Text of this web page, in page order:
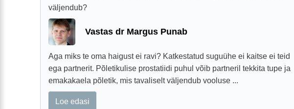
väljendub?
Vastas dr Margus Punab
Aga miks te oma haigust ei ravi? Katkestatud suguühe ei kaitse ei teid
ega partnerit. Põletikulise prostatiidi puhul võib partneril tekkita tupe ja
emakakaela põletik, mis tavaliselt väljendub vooluse ...
Loe edasi